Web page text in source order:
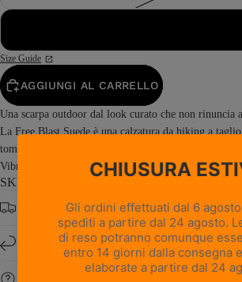
Size Guide
AGGIUNGI AL CARRELLO
Una scarpa outdoor dal look curato che non rinuncia
La Free Blast Suede è una calzatura da hiking a taglio
tomaia in pelle scamosciata con la stabilità e l’elevata
Vibram® Junko. Prodotta in Italia, Free...
Read
SKU: 0217PM1M-RI
Spedizione gratuita da € 150
Resi e cambi entro 14 giorni